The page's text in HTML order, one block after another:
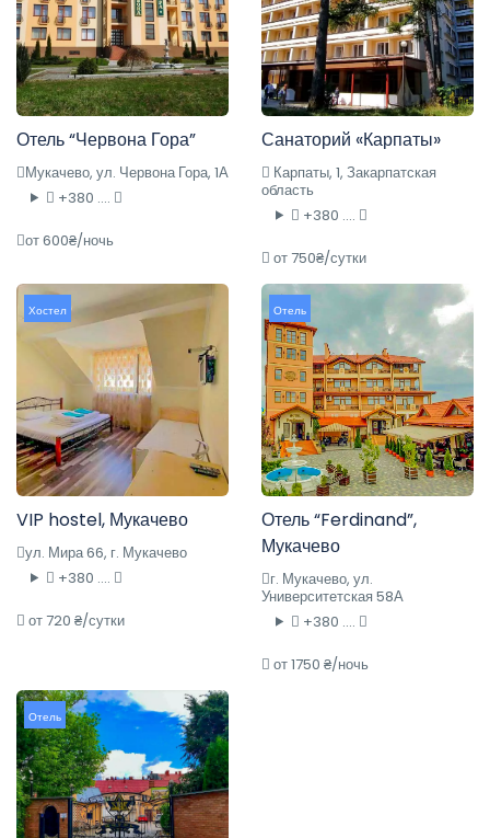
Отель “Червона Гора”
Мукачево, ул. Червона Гора, 1А
+380 ....
от 600₴/ночь
Санаторий «Карпаты»
Карпаты, 1, Закарпатская
область
+380 ....
от 750₴/сутки
Хостел
VIP hostel, Мукачево
ул. Мира 66, г. Мукачево
+380 ....
от 720 ₴/сутки
Отель
Отель “Ferdinand”,
Мукачево
г. Мукачево, ул.
Университетская 58А
+380 ....
от 1750 ₴/ночь
Отель